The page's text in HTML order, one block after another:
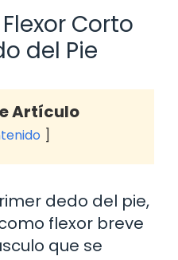
Corto
del Pie
Artículo
dedo del pie,
flexor breve
que se